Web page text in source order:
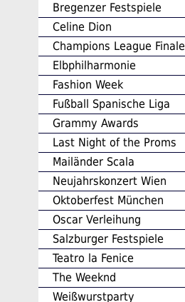
Bregenzer Festspiele
Celine Dion
Champions League Finale
Elbphilharmonie
Fashion Week
Fußball Spanische Liga
Grammy Awards
Last Night of the Proms
Mailänder Scala
Neujahrskonzert Wien
Oktoberfest München
Oscar Verleihung
Salzburger Festspiele
Teatro la Fenice
The Weeknd
Weißwurstparty